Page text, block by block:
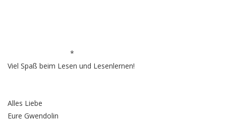
*
Viel Spaß beim Lesen und Lesenlernen!
Alles Liebe
Eure Gwendolin